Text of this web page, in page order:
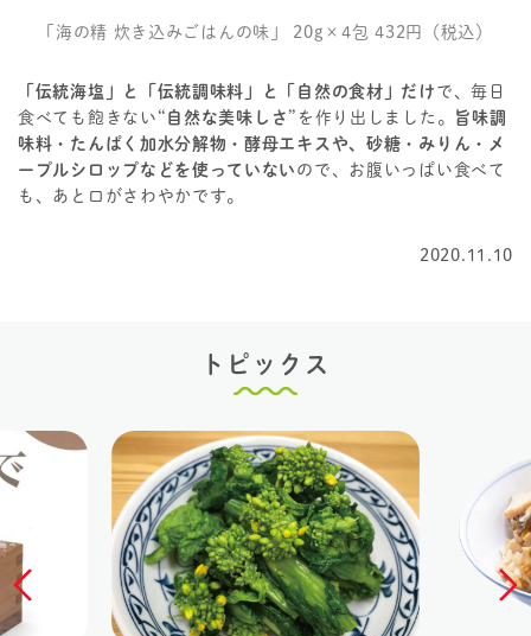
「海の精 炊き込みごはんの味」 20g×4包 432円（税込）
「伝統海塩」と「伝統調味料」と「自然の食材」だけ で、毎日
食べても飽きない“ 自然な美味しさ ”を作り出しました。
旨味調
味料・たんぱく加水分解物・酵母エキスや、砂糖・みりん・メ
ープルシロップなどを使っていない ので、お腹いっぱい食べて
も、あと口がさわやかです。
2020.11.10
トピックス